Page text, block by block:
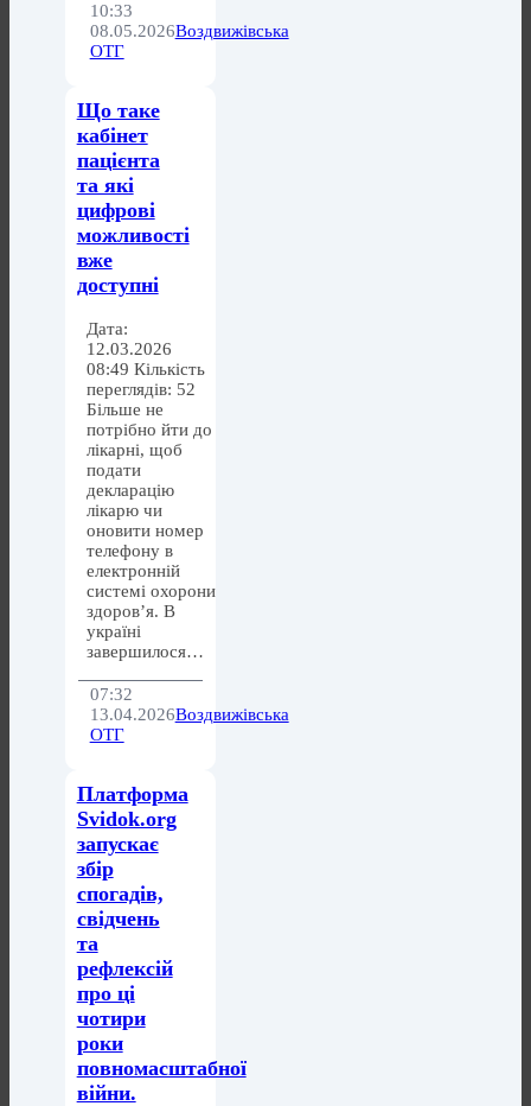
10:33
08.05.2026Воздвижівська
ОТГ
Що таке
кабінет
пацієнта
та які
цифрові
можливості
вже
доступні
Дата:
12.03.2026
08:49 Кількість
переглядів: 52
Більше не
потрібно йти до
лікарні, щоб
подати
декларацію
лікарю чи
оновити номер
телефону в
електронній
системі охорони
здоров’я. В
україні
завершилося…
07:32
13.04.2026Воздвижівська
ОТГ
Платформа
Svidok.org
запускає
збір
спогадів,
свідчень
та
рефлексій
про ці
чотири
роки
повномасштабної
війни.